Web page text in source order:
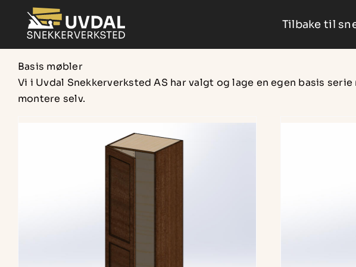
content
Tilbake til
Basis møbler
Vi i Uvdal Snekkerverksted AS har valgt og lage en egen basis
montere selv.